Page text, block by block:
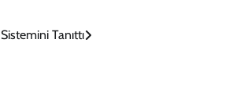
Tanıttı